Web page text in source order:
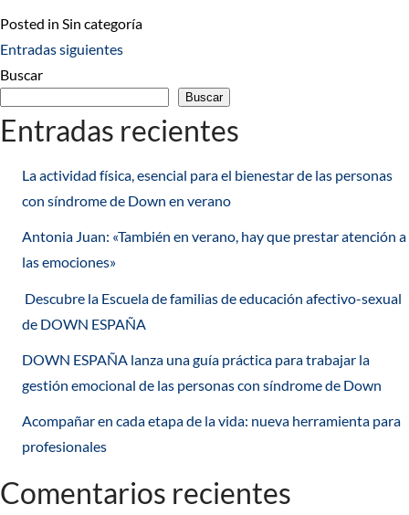
Posted in Sin categoría
Navegación
de
entradas
Entradas siguientes
Buscar
Buscar
Entradas recientes
La actividad física, esencial para el bienestar de las personas
con síndrome de Down en verano
Antonia Juan: «También en verano, hay que prestar atención a
las emociones»
Descubre la Escuela de familias de educación afectivo-sexual
de DOWN ESPAÑA
DOWN ESPAÑA lanza una guía práctica para trabajar la
gestión emocional de las personas con síndrome de Down
Acompañar en cada etapa de la vida: nueva herramienta para
profesionales
Comentarios recientes